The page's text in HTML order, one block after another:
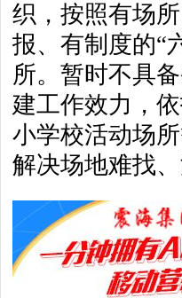
织，按照有场
报、有制度的“
所。暂时不具
建工作效力，
小学校活动场
解决场地难找